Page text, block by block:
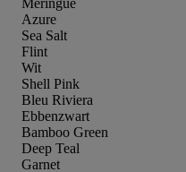
Meringue
Azure
Sea Salt
Flint
Wit
Shell Pink
Bleu Riviera
Ebbenzwart
Bamboo Green
Deep Teal
Garnet